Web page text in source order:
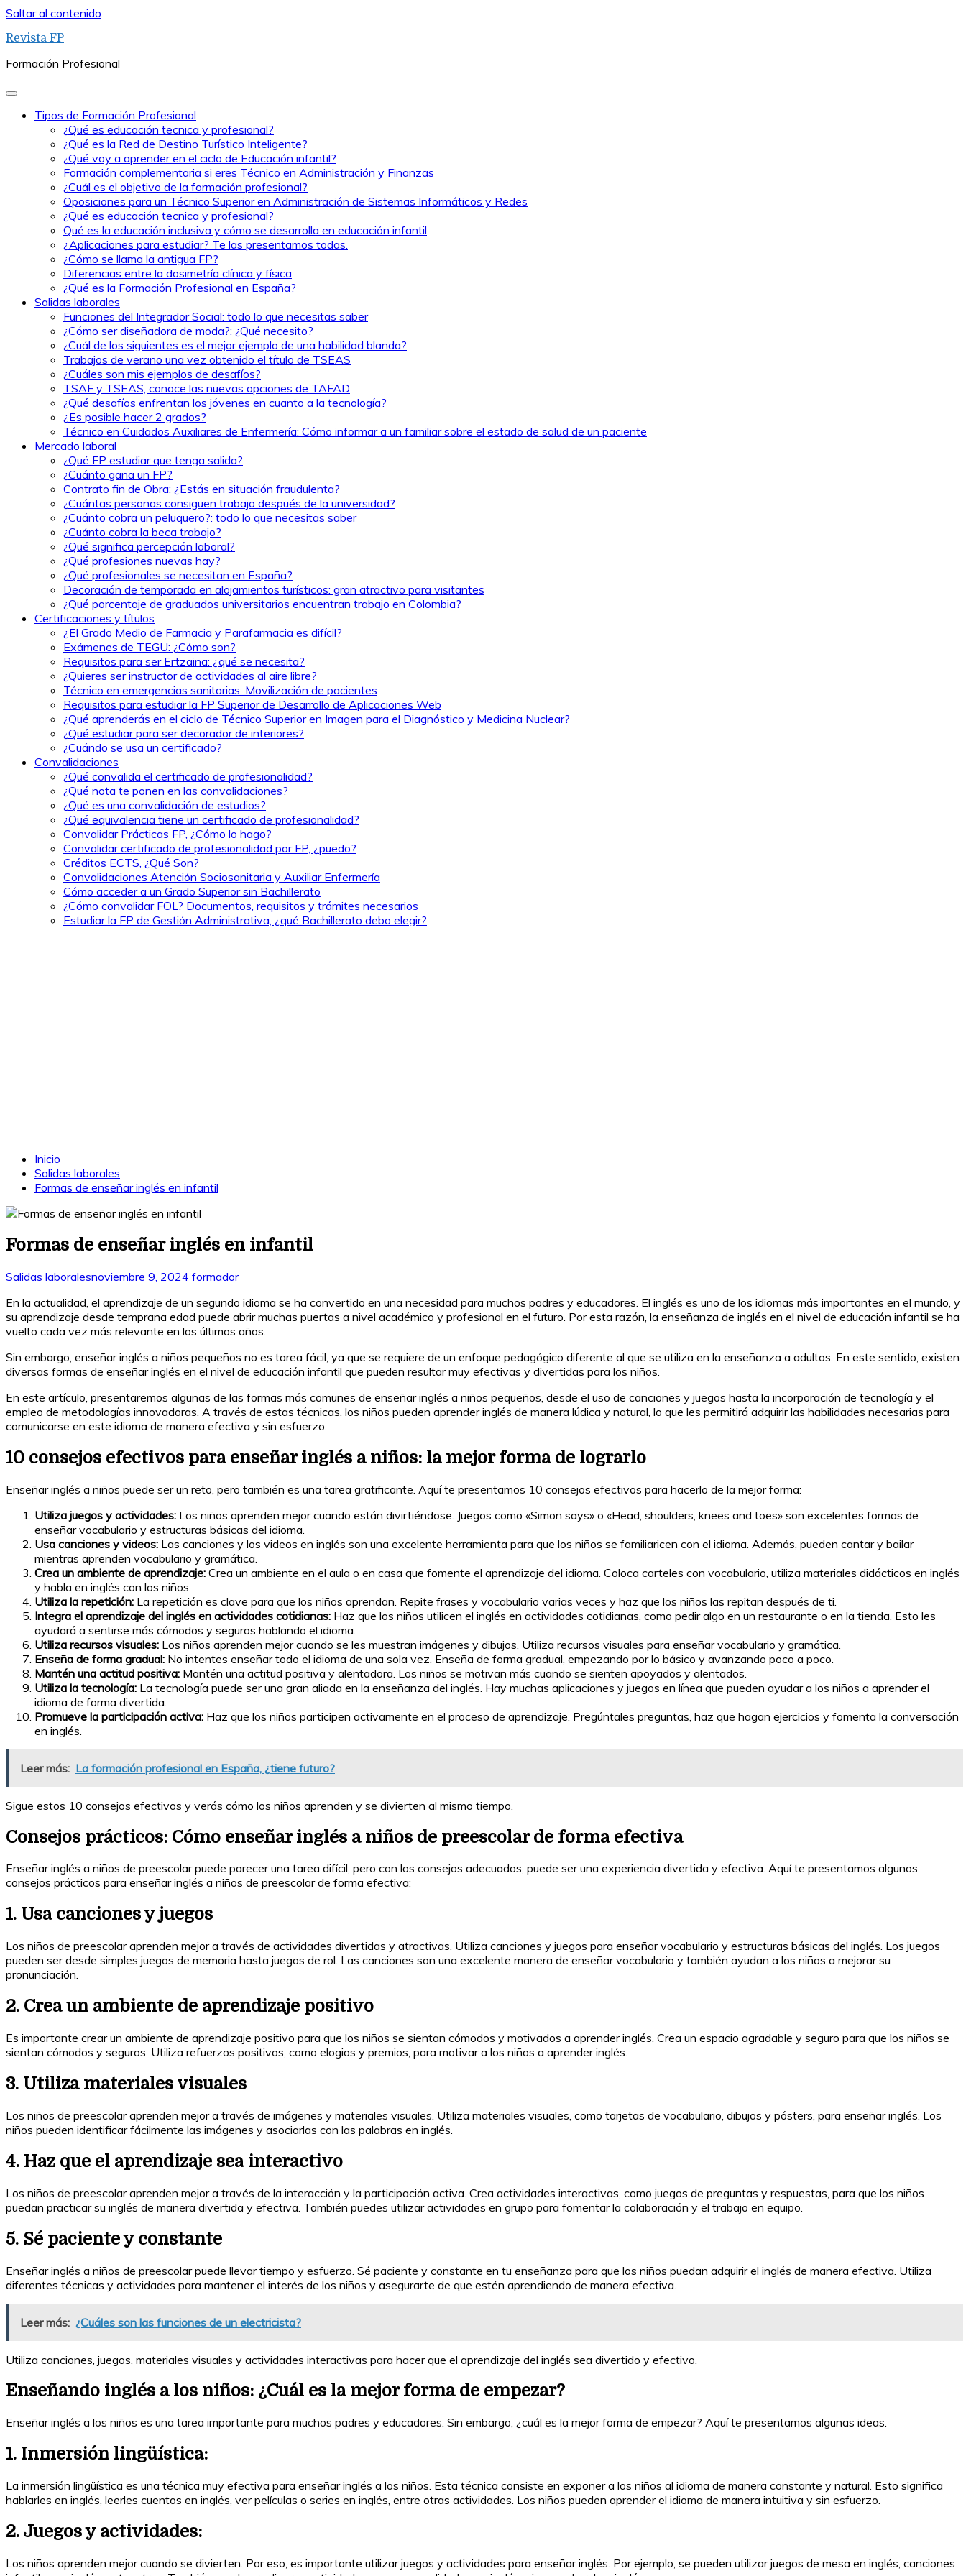
Saltar al contenido
Revista FP
Formación Profesional
Tipos de Formación Profesional
¿Qué es educación tecnica y profesional?
¿Qué es la Red de Destino Turístico Inteligente?
¿Qué voy a aprender en el ciclo de Educación infantil?
Formación complementaria si eres Técnico en Administración y Finanzas
¿Cuál es el objetivo de la formación profesional?
Oposiciones para un Técnico Superior en Administración de Sistemas Informáticos y Redes
¿Qué es educación tecnica y profesional?
Qué es la educación inclusiva y cómo se desarrolla en educación infantil
¿Aplicaciones para estudiar? Te las presentamos todas.
¿Cómo se llama la antigua FP?
Diferencias entre la dosimetría clínica y física
¿Qué es la Formación Profesional en España?
Salidas laborales
Funciones del Integrador Social: todo lo que necesitas saber
¿Cómo ser diseñadora de moda?: ¿Qué necesito?
¿Cuál de los siguientes es el mejor ejemplo de una habilidad blanda?
Trabajos de verano una vez obtenido el título de TSEAS
¿Cuáles son mis ejemplos de desafíos?
TSAF y TSEAS, conoce las nuevas opciones de TAFAD
¿Qué desafíos enfrentan los jóvenes en cuanto a la tecnología?
¿Es posible hacer 2 grados?
Técnico en Cuidados Auxiliares de Enfermería: Cómo informar a un familiar sobre el estado de salud de un paciente
Mercado laboral
¿Qué FP estudiar que tenga salida?
¿Cuánto gana un FP?
Contrato fin de Obra: ¿Estás en situación fraudulenta?
¿Cuántas personas consiguen trabajo después de la universidad?
¿Cuánto cobra un peluquero?: todo lo que necesitas saber
¿Cuánto cobra la beca trabajo?
¿Qué significa percepción laboral?
¿Qué profesiones nuevas hay?
¿Qué profesionales se necesitan en España?
Decoración de temporada en alojamientos turísticos: gran atractivo para visitantes
¿Qué porcentaje de graduados universitarios encuentran trabajo en Colombia?
Certificaciones y títulos
¿El Grado Medio de Farmacia y Parafarmacia es difícil?
Exámenes de TEGU: ¿Cómo son?
Requisitos para ser Ertzaina: ¿qué se necesita?
¿Quieres ser instructor de actividades al aire libre?
Técnico en emergencias sanitarias: Movilización de pacientes
Requisitos para estudiar la FP Superior de Desarrollo de Aplicaciones Web
¿Qué aprenderás en el ciclo de Técnico Superior en Imagen para el Diagnóstico y Medicina Nuclear?
¿Qué estudiar para ser decorador de interiores?
¿Cuándo se usa un certificado?
Convalidaciones
¿Qué convalida el certificado de profesionalidad?
¿Qué nota te ponen en las convalidaciones?
¿Qué es una convalidación de estudios?
¿Qué equivalencia tiene un certificado de profesionalidad?
Convalidar Prácticas FP, ¿Cómo lo hago?
Convalidar certificado de profesionalidad por FP, ¿puedo?
Créditos ECTS, ¿Qué Son?
Convalidaciones Atención Sociosanitaria y Auxiliar Enfermería
Cómo acceder a un Grado Superior sin Bachillerato
¿Cómo convalidar FOL? Documentos, requisitos y trámites necesarios
Estudiar la FP de Gestión Administrativa, ¿qué Bachillerato debo elegir?
Inicio
Salidas laborales
Formas de enseñar inglés en infantil
Formas de enseñar inglés en infantil
Salidas laboralesnoviembre 9, 2024 formador
En la actualidad, el aprendizaje de un segundo idioma se ha convertido en una necesidad para muchos padres y educadores. El inglés es uno de los idiomas más importantes en el mundo, y
su aprendizaje desde temprana edad puede abrir muchas puertas a nivel académico y profesional en el futuro. Por esta razón, la enseñanza de inglés en el nivel de educación infantil se ha
vuelto cada vez más relevante en los últimos años.
Sin embargo, enseñar inglés a niños pequeños no es tarea fácil, ya que se requiere de un enfoque pedagógico diferente al que se utiliza en la enseñanza a adultos. En este sentido, existen
diversas formas de enseñar inglés en el nivel de educación infantil que pueden resultar muy efectivas y divertidas para los niños.
En este artículo, presentaremos algunas de las formas más comunes de enseñar inglés a niños pequeños, desde el uso de canciones y juegos hasta la incorporación de tecnología y el
empleo de metodologías innovadoras. A través de estas técnicas, los niños pueden aprender inglés de manera lúdica y natural, lo que les permitirá adquirir las habilidades necesarias para
comunicarse en este idioma de manera efectiva y sin esfuerzo.
10 consejos efectivos para enseñar inglés a niños: la mejor forma de lograrlo
Enseñar inglés a niños puede ser un reto, pero también es una tarea gratificante. Aquí te presentamos 10 consejos efectivos para hacerlo de la mejor forma:
Utiliza juegos y actividades: Los niños aprenden mejor cuando están divirtiéndose. Juegos como «Simon says» o «Head, shoulders, knees and toes» son excelentes formas de
enseñar vocabulario y estructuras básicas del idioma.
Usa canciones y videos: Las canciones y los videos en inglés son una excelente herramienta para que los niños se familiaricen con el idioma. Además, pueden cantar y bailar
mientras aprenden vocabulario y gramática.
Crea un ambiente de aprendizaje: Crea un ambiente en el aula o en casa que fomente el aprendizaje del idioma. Coloca carteles con vocabulario, utiliza materiales didácticos en inglés
y habla en inglés con los niños.
Utiliza la repetición: La repetición es clave para que los niños aprendan. Repite frases y vocabulario varias veces y haz que los niños las repitan después de ti.
Integra el aprendizaje del inglés en actividades cotidianas: Haz que los niños utilicen el inglés en actividades cotidianas, como pedir algo en un restaurante o en la tienda. Esto les
ayudará a sentirse más cómodos y seguros hablando el idioma.
Utiliza recursos visuales: Los niños aprenden mejor cuando se les muestran imágenes y dibujos. Utiliza recursos visuales para enseñar vocabulario y gramática.
Enseña de forma gradual: No intentes enseñar todo el idioma de una sola vez. Enseña de forma gradual, empezando por lo básico y avanzando poco a poco.
Mantén una actitud positiva: Mantén una actitud positiva y alentadora. Los niños se motivan más cuando se sienten apoyados y alentados.
Utiliza la tecnología: La tecnología puede ser una gran aliada en la enseñanza del inglés. Hay muchas aplicaciones y juegos en línea que pueden ayudar a los niños a aprender el
idioma de forma divertida.
Promueve la participación activa: Haz que los niños participen activamente en el proceso de aprendizaje. Pregúntales preguntas, haz que hagan ejercicios y fomenta la conversación
en inglés.
Leer más: La formación profesional en España, ¿tiene futuro?
Sigue estos 10 consejos efectivos y verás cómo los niños aprenden y se divierten al mismo tiempo.
Consejos prácticos: Cómo enseñar inglés a niños de preescolar de forma efectiva
Enseñar inglés a niños de preescolar puede parecer una tarea difícil, pero con los consejos adecuados, puede ser una experiencia divertida y efectiva. Aquí te presentamos algunos
consejos prácticos para enseñar inglés a niños de preescolar de forma efectiva:
1. Usa canciones y juegos
Los niños de preescolar aprenden mejor a través de actividades divertidas y atractivas. Utiliza canciones y juegos para enseñar vocabulario y estructuras básicas del inglés. Los juegos
pueden ser desde simples juegos de memoria hasta juegos de rol. Las canciones son una excelente manera de enseñar vocabulario y también ayudan a los niños a mejorar su
pronunciación.
2. Crea un ambiente de aprendizaje positivo
Es importante crear un ambiente de aprendizaje positivo para que los niños se sientan cómodos y motivados a aprender inglés. Crea un espacio agradable y seguro para que los niños se
sientan cómodos y seguros. Utiliza refuerzos positivos, como elogios y premios, para motivar a los niños a aprender inglés.
3. Utiliza materiales visuales
Los niños de preescolar aprenden mejor a través de imágenes y materiales visuales. Utiliza materiales visuales, como tarjetas de vocabulario, dibujos y pósters, para enseñar inglés. Los
niños pueden identificar fácilmente las imágenes y asociarlas con las palabras en inglés.
4. Haz que el aprendizaje sea interactivo
Los niños de preescolar aprenden mejor a través de la interacción y la participación activa. Crea actividades interactivas, como juegos de preguntas y respuestas, para que los niños
puedan practicar su inglés de manera divertida y efectiva. También puedes utilizar actividades en grupo para fomentar la colaboración y el trabajo en equipo.
5. Sé paciente y constante
Enseñar inglés a niños de preescolar puede llevar tiempo y esfuerzo. Sé paciente y constante en tu enseñanza para que los niños puedan adquirir el inglés de manera efectiva. Utiliza
diferentes técnicas y actividades para mantener el interés de los niños y asegurarte de que estén aprendiendo de manera efectiva.
Leer más: ¿Cuáles son las funciones de un electricista?
Utiliza canciones, juegos, materiales visuales y actividades interactivas para hacer que el aprendizaje del inglés sea divertido y efectivo.
Enseñando inglés a los niños: ¿Cuál es la mejor forma de empezar?
Enseñar inglés a los niños es una tarea importante para muchos padres y educadores. Sin embargo, ¿cuál es la mejor forma de empezar? Aquí te presentamos algunas ideas.
1. Inmersión lingüística:
La inmersión lingüística es una técnica muy efectiva para enseñar inglés a los niños. Esta técnica consiste en exponer a los niños al idioma de manera constante y natural. Esto significa
hablarles en inglés, leerles cuentos en inglés, ver películas o series en inglés, entre otras actividades. Los niños pueden aprender el idioma de manera intuitiva y sin esfuerzo.
2. Juegos y actividades:
Los niños aprenden mejor cuando se divierten. Por eso, es importante utilizar juegos y actividades para enseñar inglés. Por ejemplo, se pueden utilizar juegos de mesa en inglés, canciones